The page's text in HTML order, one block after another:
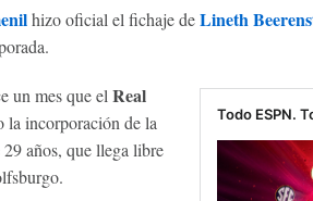
hizo oficial el fichaje deLineth
Todo ESPN.
un mes que el Real
la incorporación de la
años, que llega libre